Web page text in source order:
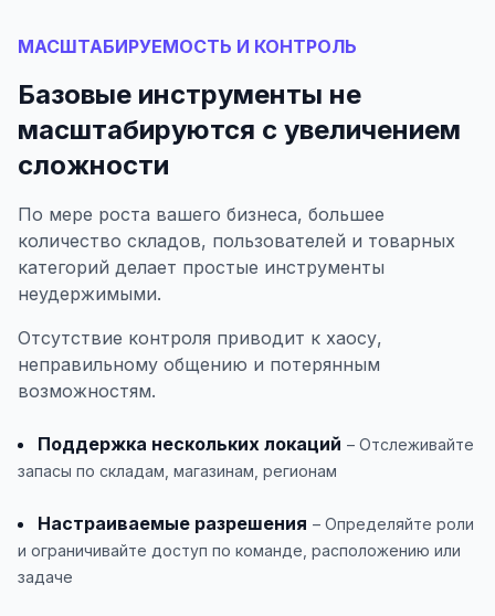
МАСШТАБИРУЕМОСТЬ И КОНТРОЛЬ
Базовые инструменты не
масштабируются с увеличением
сложности
По мере роста вашего бизнеса, большее
количество складов, пользователей и товарных
категорий делает простые инструменты
неудержимыми.
Отсутствие контроля приводит к хаосу,
неправильному общению и потерянным
возможностям.
Поддержка нескольких локаций – Отслеживайте
запасы по складам, магазинам, регионам
Настраиваемые разрешения – Определяйте роли
и ограничивайте доступ по команде, расположению или
задаче